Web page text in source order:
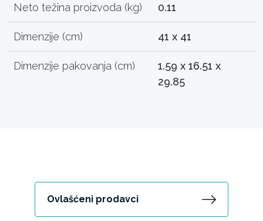
Neto težina proizvoda (kg) 0.11
Dimenzije (cm) 41 x 41
Dimenzije pakovanja (cm)
1.59 x 16.51 x
29.85
Ovlašćeni prodavci